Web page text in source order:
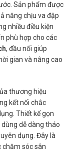
Sản phẩm được
năng chịu va đập
nhiều điều kiện
phù hợp cho các
, đầu nối giúp
gian và nâng cao
thương hiệu
kết nối chắc
Thiết kế gọn
dễ dàng tháo
dụng. Đây là
chăm sóc sân